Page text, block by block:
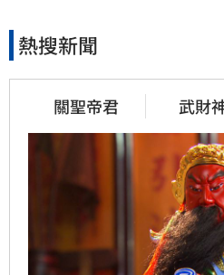
熱搜新聞
關聖帝君 武財